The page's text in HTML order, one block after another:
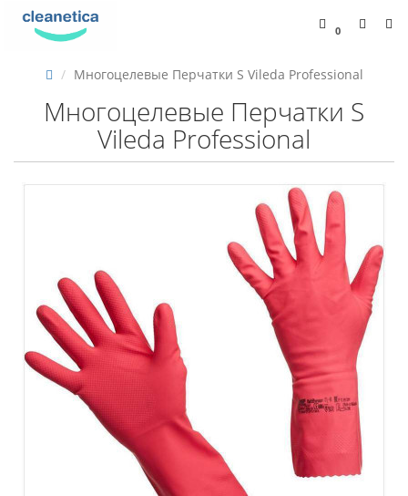
0
Многоцелевые Перчатки S Vileda Professional
Многоцелевые Перчатки S
Vileda Professional